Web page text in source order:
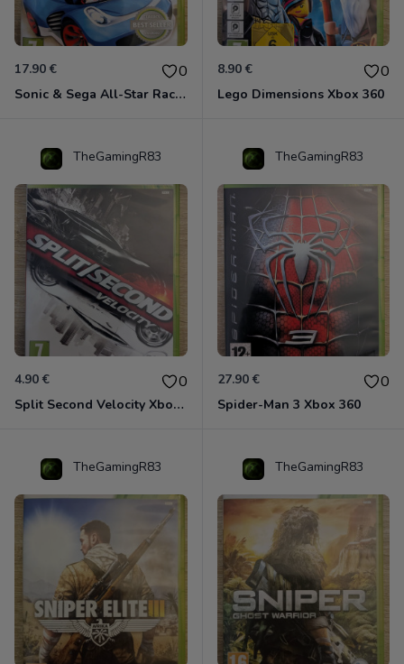
17.90 € 0
Sonic & Sega All-Star Racing - Transformed Xbox 360
8.90 € 0
Lego Dimensions Xbox 360
TheGamingR83
4.90 € 0
Split Second Velocity Xbox 360
TheGamingR83
27.90 € 0
Spider-Man 3 Xbox 360
TheGamingR83 TheGamingR83